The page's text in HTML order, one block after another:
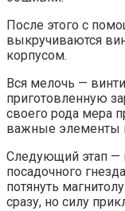
После этого с
выкручиваются
корпусом.
Вся мелочь —
приготовленную
своего рода мера
важные элементы
Следующий этап —
посадочного
потянуть
сразу, но силу